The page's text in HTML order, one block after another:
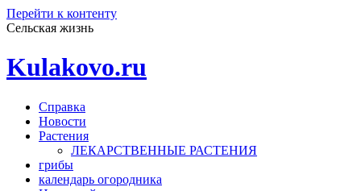
Перейти к контенту
Сельская жизнь
Kulakovo.ru
Справка
Новости
Растения
ЛЕКАРСТВЕННЫЕ РАСТЕНИЯ
грибы
календарь огородника